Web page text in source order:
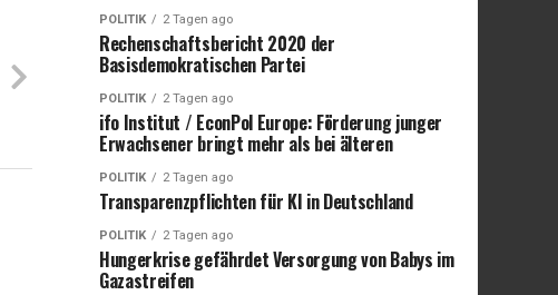
POLITIK 2 Tagen ago
Rechenschaftsbericht 2020 der
Basisdemokratischen Partei
POLITIK 2 Tagen ago
ifo Institut / EconPol Europe: Förderung junger
Erwachsener bringt mehr als bei älteren
POLITIK 2 Tagen ago
Transparenzpflichten für KI in Deutschland
POLITIK 2 Tagen ago
Hungerkrise gefährdet Versorgung von Babys im
Gazastreifen